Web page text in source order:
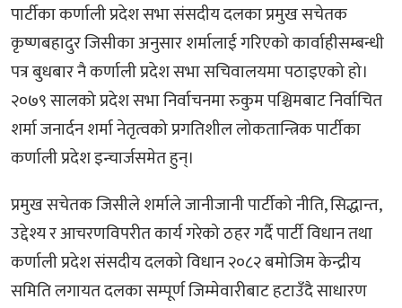
पार्टीका कर्णाली प्रदेश सभा संसदीय दलका प्रमुख सचेतक
कृष्णबहादुर जिसीका अनुसार शर्मालाई गरिएको कार्वाहीसम्बन्धी
पत्र बुधबार नै कर्णाली प्रदेश सभा सचिवालयमा पठाइएको हो।
२०७९ सालको प्रदेश सभा निर्वाचनमा रुकुम पश्चिमबाट निर्वाचित
शर्मा जनार्दन शर्मा नेतृत्वको प्रगतिशील लोकतान्त्रिक पार्टीका
कर्णाली प्रदेश इन्चार्जसमेत हुन्।
प्रमुख सचेतक जिसीले शर्माले जानीजानी पार्टीको नीति, सिद्धान्त,
उद्देश्य र आचरणविपरीत कार्य गरेको ठहर गर्दै पार्टी विधान तथा
कर्णाली प्रदेश संसदीय दलको विधान २०८२ बमोजिम केन्द्रीय
समिति लगायत दलका सम्पूर्ण जिम्मेवारीबाट हटाउँदै साधारण